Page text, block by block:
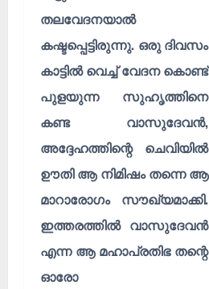
തലവേദനയാൽ
കഷ്ടപ്പെട്ടിരുന്നു. ഒരു ദിവസം
കാട്ടിൽ വെച്ച് വേദന കൊണ്ട്
പുളയുന്ന സുഹൃത്തിനെ
കണ്ട വാസുദേവൻ,
അദ്ദേഹത്തിന്റെ ചെവിയിൽ
ഊതി ആ നിമിഷം തന്നെ ആ
മാറാരോഗം സൗഖ്യമാക്കി.
ഇത്തരത്തിൽ വാസുദേവൻ
എന്ന ആ മഹാപ്രതിഭ തന്റെ
ഓരോ